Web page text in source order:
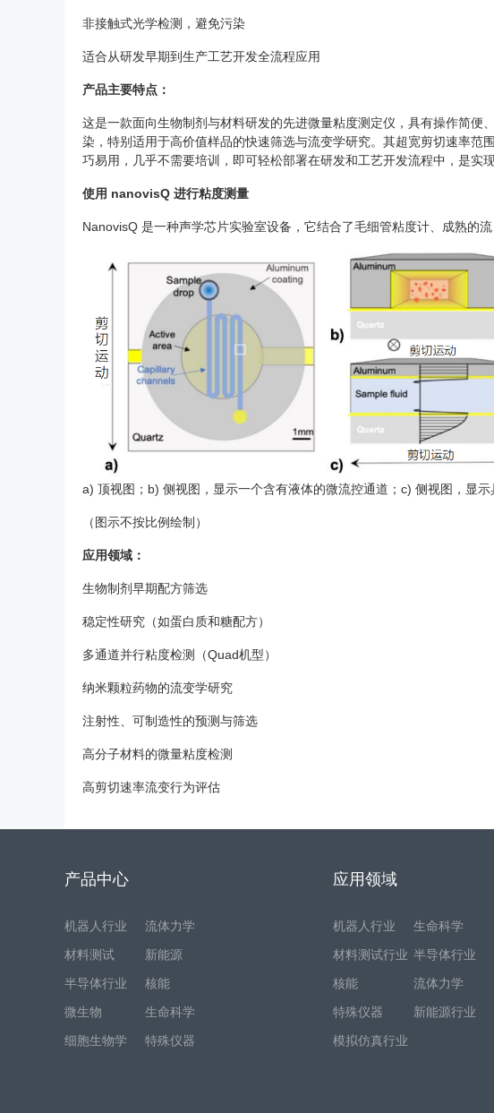
非接触式光学检测，避免污染
适合从研发早期到生产工艺开发全流程应用
产品主要特点：
这是一款面向生物制剂与材料研发的先进微量粘度测定仪，具有操作简
染，特别适用于高价值样品的快速筛选与流变学研究。其超宽剪切速率
巧易用，几乎不需要培训，即可轻松部署在研发和工艺开发流程中，是实
使用 nanovisQ 进行粘度测量
NanovisQ 是一种声学芯片实验室设备，它结合了毛细管粘度计、成熟的
a) 顶视图；b) 侧视图，显示一个含有液体的微流控通道；c) 侧视图，显示
（图示不按比例绘制）
应用领域：
生物制剂早期配方筛选
稳定性研究（如蛋白质和糖配方）
多通道并行粘度检测（Quad机型）
纳米颗粒药物的流变学研究
注射性、可制造性的预测与筛选
高分子材料的微量粘度检测
高剪切速率流变行为评估
产品中心
机器人行业
流体力学
材料测试
新能源
半导体行业
核能
微生物
生命科学
细胞生物学
特殊仪器
应用领域
机器人行业
生命科学
材料测试行业 半导体行业
核能
流体力学
特殊仪器
新能源行业
模拟仿真行业